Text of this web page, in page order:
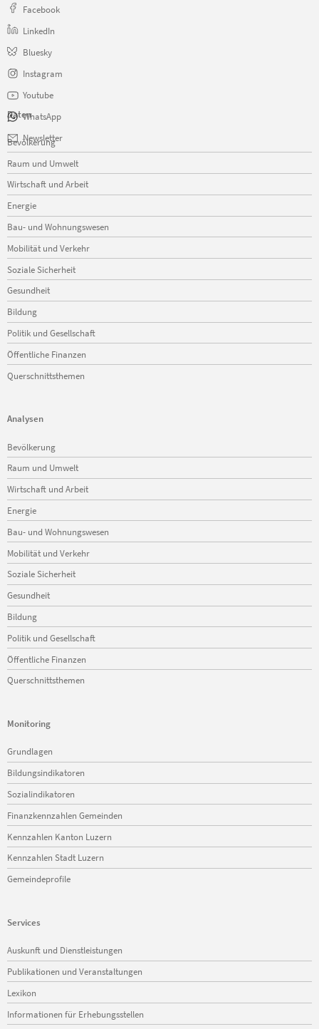
Facebook
LinkedIn
Bluesky
Instagram
Youtube
WhatsApp
Newsletter
Daten
Navigation
überspringen
Bevölkerung
Raum und Umwelt
Wirtschaft und Arbeit
Energie
Bau- und Wohnungswesen
Mobilität und Verkehr
Soziale Sicherheit
Gesundheit
Bildung
Politik und Gesellschaft
Öffentliche Finanzen
Querschnittsthemen
Analysen
Navigation
überspringen
Bevölkerung
Raum und Umwelt
Wirtschaft und Arbeit
Energie
Bau- und Wohnungswesen
Mobilität und Verkehr
Soziale Sicherheit
Gesundheit
Bildung
Politik und Gesellschaft
Öffentliche Finanzen
Querschnittsthemen
Monitoring
Navigation
überspringen
Grundlagen
Bildungsindikatoren
Sozialindikatoren
Finanzkennzahlen Gemeinden
Kennzahlen Kanton Luzern
Kennzahlen Stadt Luzern
Gemeindeprofile
Services
Navigation
überspringen
Auskunft und Dienstleistungen
Publikationen und Veranstaltungen
Lexikon
Informationen für Erhebungsstellen